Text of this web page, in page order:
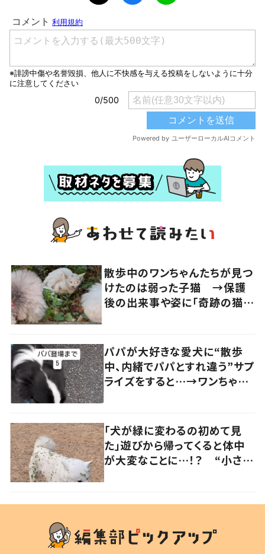
散歩中のワンちゃんたちが見つ
けたのは弱った子猫 →保護
後の出来事や姿に「奇跡の猫ち
パパが大好きな愛犬に“散歩
中、内緒でパパとすれ違う”サプ
ライズをすると…→ワンちゃん
「犬が緑に変わるの初めて見
た」遊びから帰ってくると体中
が大変なことに…！？ “小さい